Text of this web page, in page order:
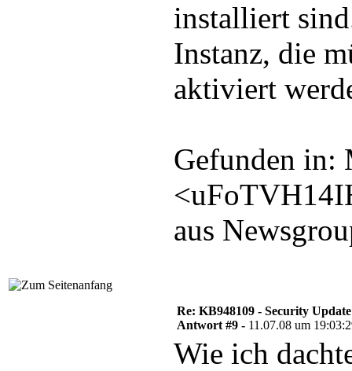
installiert
Instanz, die
aktiviert
Gefunden in:
aus
Re: KB948109 - Security
Antwort #9 - 11.07.08 um
Wie ich